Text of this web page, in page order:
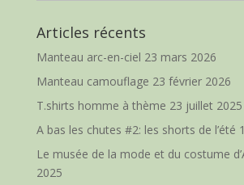
Articles récents
Manteau arc-en-ciel 23 mars 2026
Manteau camouflage 23 février 2026
T.shirts homme à thème 23 juillet 2025
A bas les chutes #2: les shorts de l’été
Le musée de la mode et du costume
2025